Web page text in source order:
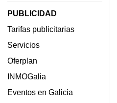
PUBLICIDAD
Tarifas publicitarias
Servicios
Oferplan
INMOGalia
Eventos en Galicia